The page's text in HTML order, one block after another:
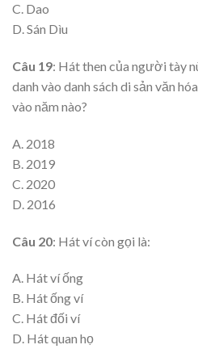
C. Dao
D. Sán Dìu
Câu 19: Hát then của người tày
danh vào danh sách di sản văn
vào năm nào?
A. 2018
B. 2019
C. 2020
D. 2016
Câu 20: Hát ví còn gọi là:
A. Hát ví ống
B. Hát ống ví
C. Hát đối ví
D. Hát quan họ